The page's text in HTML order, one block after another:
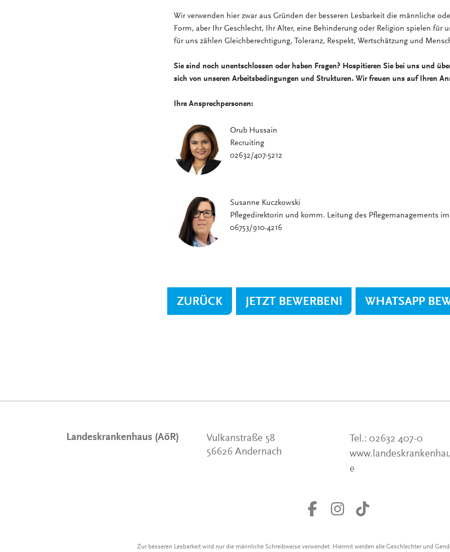
Wir verwenden hier zwar aus Gründen der besseren Lesbarkeit die männliche
Form, aber Ihr Geschlecht, Ihr Alter, eine Behinderung oder Religion spielen für
für uns zählen Gleichberechtigung, Toleranz, Respekt, Wertschätzung und
Sie sind noch unentschlossen oder haben Fragen? Hospitieren Sie bei uns und
sich von unseren Arbeitsbedingungen und Strukturen. Wir freuen uns auf Ihren
Ihre Ansprechpersonen:
Orub Hussain
Recruiting
02632/407-5212
Susanne Kuczkowski
Pflegedirektorin und komm. Leitung des Pflegemanagements
06753/910-4216
ZURÜCK JETZT BEWERBEN! WHATSAPP
Landeskrankenhaus (AöR)
Vulkanstraße 58
56626 Andernach
Tel.: 02632 407-0
e
Zur besseren Lesbarkeit wird nur die männliche Schreibweise verwendet. Hiermit werden alle Geschlechter und